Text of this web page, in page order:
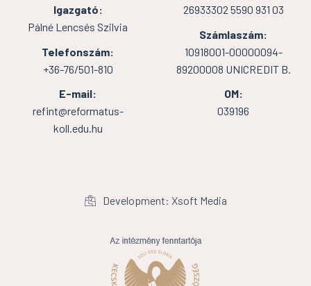
Igazgató:
Pálné Lencsés Szilvia
Telefonszám:
+36-76/501-810
E-mail:
refint@reformatus-
koll.edu.hu
26933302 5590 931 03
Számlaszám:
10918001-00000094-
89200008 UNICREDIT B.
OM:
039196
Development: Xsoft Media